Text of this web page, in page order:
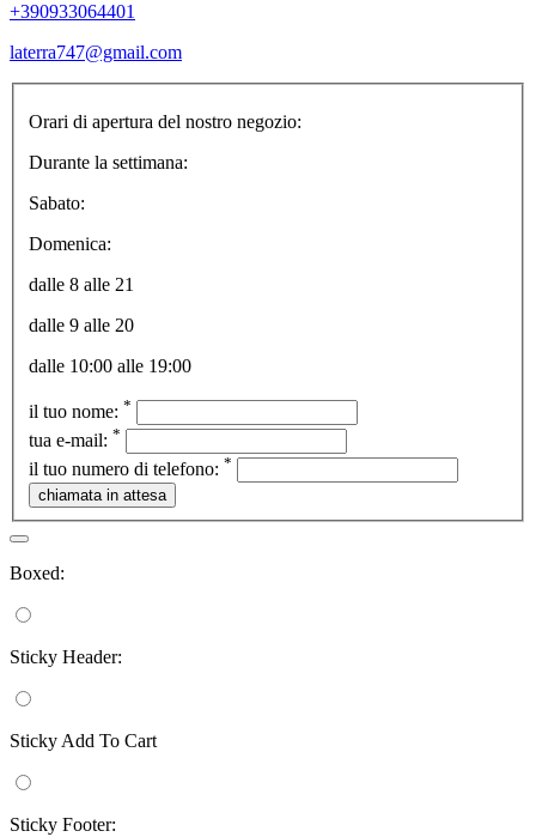
+390933064401
laterra747@gmail.com
Orari di apertura del nostro negozio:
Durante la settimana:
Sabato:
Domenica:
dalle 8 alle 21
dalle 9 alle 20
dalle 10:00 alle 19:00
il tuo nome: *
tua e-mail: *
il tuo numero di telefono: *
Boxed:
Sticky Header:
Sticky Add To Cart
Sticky Footer: